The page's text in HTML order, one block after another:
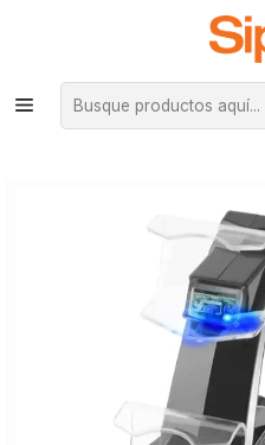
¡Compra hasta mediodía y recibe
Santiago. Envío gratis desde $29.990
Inicio Computación y
Cargadores y
Cargador Doble